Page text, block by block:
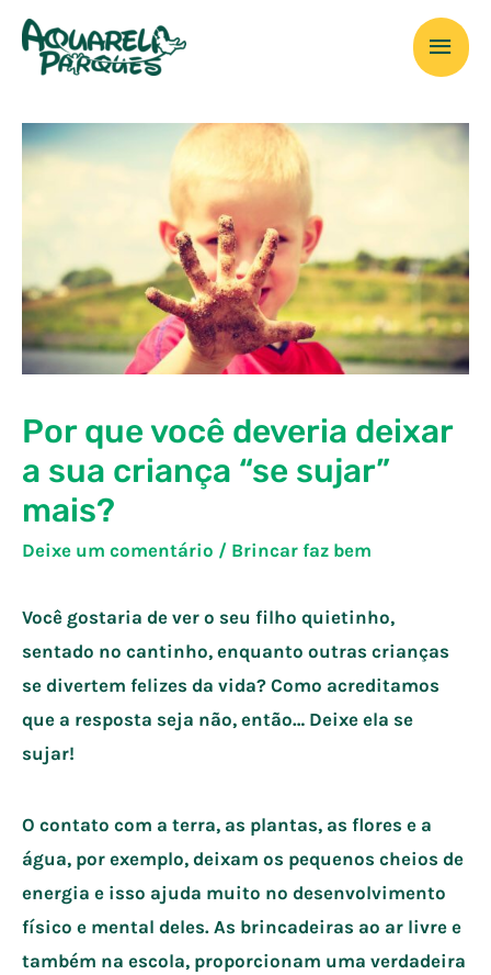
para
conteúdo
Por que você deveria deixar
a sua criança “se sujar”
mais?
Deixe um comentário / Brincar faz bem
Você gostaria de ver o seu filho quietinho,
sentado no cantinho, enquanto outras crianças
se divertem felizes da vida? Como acreditamos
que a resposta seja não, então… Deixe ela se
sujar!
O contato com a terra, as plantas, as flores e a
água, por exemplo, deixam os pequenos cheios de
energia e isso ajuda muito no desenvolvimento
físico e mental deles. As brincadeiras ao ar livre e
também na escola, proporcionam uma verdadeira